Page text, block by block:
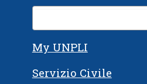
My UNPLI
Servizio Civile